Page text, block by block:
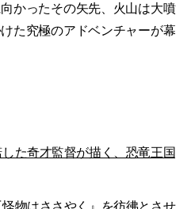
かったその矢先、火山は大噴
た究極のアドベンチャーが幕
た奇才監督が描く、恐竜王国